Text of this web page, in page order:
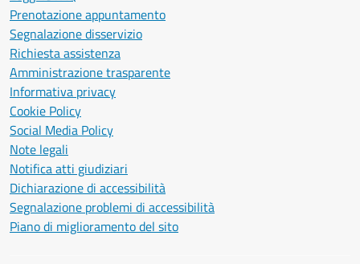
Prenotazione appuntamento
Segnalazione disservizio
Richiesta assistenza
Amministrazione trasparente
Informativa privacy
Cookie Policy
Social Media Policy
Note legali
Notifica atti giudiziari
Dichiarazione di accessibilità
Segnalazione problemi di accessibilità
Piano di miglioramento del sito